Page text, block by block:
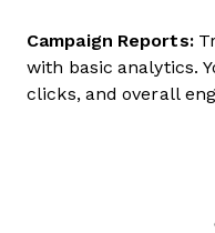
Campaign Reports:
with basic analytics.
clicks, and overall